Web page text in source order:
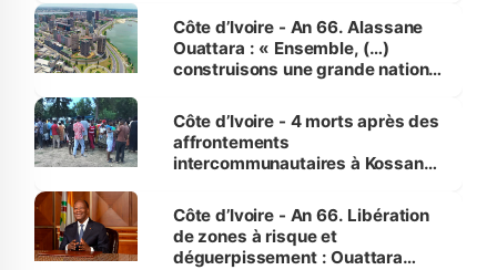
enfants
Côte d’Ivoire - An 66. Alassane
Ouattara : « Ensemble, (…)
construisons une grande nation
générations futures »
Côte d’Ivoire - 4 morts après des
affrontements
intercommunautaires à Kossandji
milieu des sinistrés
Côte d’Ivoire - An 66. Libération
de zones à risque et
déguerpissement : Ouattara